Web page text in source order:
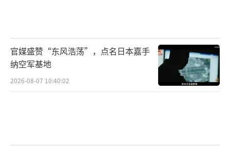
官媒盛赞“东风浩荡”，点名日本嘉手
纳空军基地
2026-08-07 10:40:02